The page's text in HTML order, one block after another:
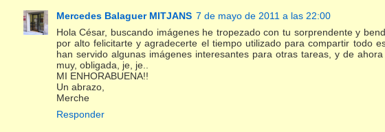
Mercedes Balaguer MITJANS 7 de mayo de 2011 a las 22:00
Hola César, buscando imágenes he tropezado con tu sorprendente y
por alto felicitarte y agradecerte el tiempo utilizado para compartir todo
han servido algunas imágenes interesantes para otras tareas, y de
muy, obligada, je, je..
MI ENHORABUENA!!
Un abrazo,
Merche
Responder